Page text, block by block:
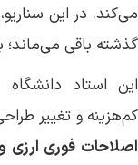
می‌کند. در این
گذشته باقی می‌ماند؛
این استاد دانشگاه
کم‌هزینه و تغییر
اصلاحات فوری ارزی